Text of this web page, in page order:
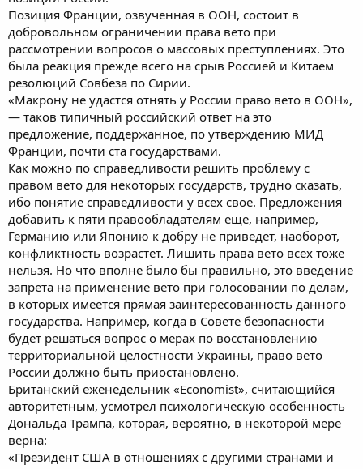
Позиция Франции, озвученная в ООН, состоит в
добровольном ограничении права вето при
рассмотрении вопросов о массовых преступлениях. Это
была реакция прежде всего на срыв Россией и Китаем
резолюций Совбеза по Сирии.
«Макрону не удастся отнять у России право вето в ООН»,
— таков типичный российский ответ на это
предложение, поддержанное, по утверждению МИД
Франции, почти ста государствами.
Как можно по справедливости решить проблему с
правом вето для некоторых государств, трудно сказать,
ибо понятие справедливости у всех свое. Предложения
добавить к пяти правообладателям еще, например,
Германию или Японию к добру не приведет, наоборот,
конфликтность возрастет. Лишить права вето всех тоже
нельзя. Но что вполне было бы правильно, это введение
запрета на применение вето при голосовании по делам,
в которых имеется прямая заинтересованность данного
государства. Например, когда в Совете безопасности
будет решаться вопрос о мерах по восстановлению
территориальной целостности Украины, право вето
России должно быть приостановлено.
Британский еженедельник «Economist», считающийся
авторитетным, усмотрел психологическую особенность
Дональда Трампа, которая, вероятно, в некоторой мере
верна:
«Президент США в отношениях с другими странами и